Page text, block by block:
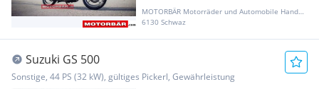
MOTORBÄR Motorräder und Automobile Handelsgesellschaft m.b.H.
6130 Schwaz
Suzuki GS 500
Sonstige, 44 PS (32 kW), gültiges Pickerl, Gewährleistung